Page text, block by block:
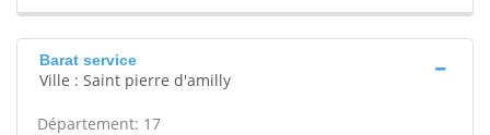
Barat service
Ville : Saint pierre d'amilly
Département: 17